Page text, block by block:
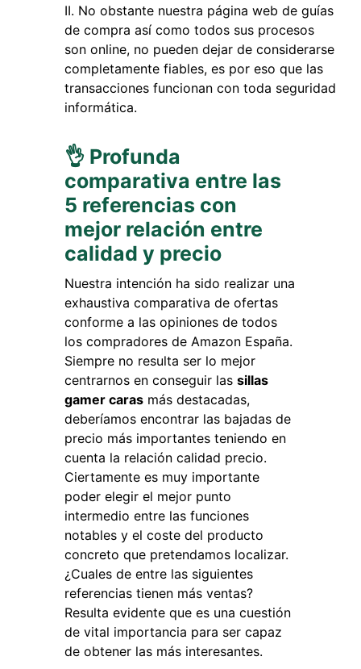
No obstante nuestra página web de guías
de compra así como todos sus procesos
son online, no pueden dejar de considerarse
completamente fiables, es por eso que las
transacciones funcionan con toda seguridad
informática.
👌 Profunda
comparativa entre las
5 referencias con
mejor relación entre
calidad y precio
Nuestra intención ha sido realizar una
exhaustiva comparativa de ofertas
conforme a las opiniones de todos
los compradores de Amazon España.
Siempre no resulta ser lo mejor
centrarnos en conseguir las sillas
gamer caras más destacadas,
deberíamos encontrar las bajadas de
precio más importantes teniendo en
cuenta la relación calidad precio.
Ciertamente es muy importante
poder elegir el mejor punto
intermedio entre las funciones
notables y el coste del producto
concreto que pretendamos localizar.
¿Cuales de entre las siguientes
referencias tienen más ventas?
Resulta evidente que es una cuestión
de vital importancia para ser capaz
de obtener las más interesantes.